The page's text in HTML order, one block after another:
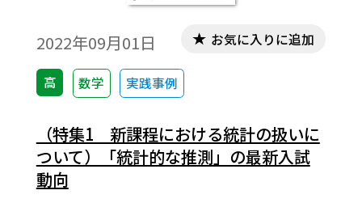
2022年09月01日
高 数学 実践事例
お気に入りに追加
（特集1 新課程における統計の扱いに
ついて）「統計的な推測」の最新入試
動向